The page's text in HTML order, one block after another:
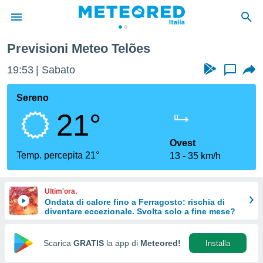
di
per
le
di
Web
Previsioni Meteo Telões
19:53 Sabato ...
Sereno
21°
Temp. percepita 21°
Ovest
13
35 km/h
Ultim'ora.
Ondata di calore fino a Ferragosto: rischia di
diventare eccezionale. Svolta solo a fine mese?
Scarica GRATIS la app di Meteored! Installa